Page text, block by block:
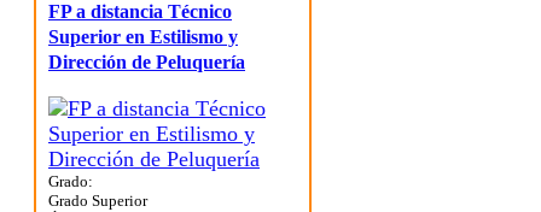
FP a distancia Técnico
Superior en Estilismo y
Dirección de Peluquería
Grado:
Grado Superior